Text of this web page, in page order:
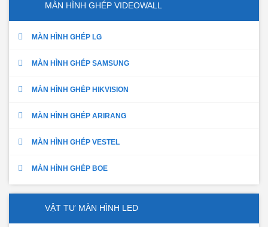
MÀN HÌNH GHÉP VIDEOWALL
MÀN HÌNH GHÉP LG
MÀN HÌNH GHÉP SAMSUNG
MÀN HÌNH GHÉP HIKVISION
MÀN HÌNH GHÉP ARIRANG
MÀN HÌNH GHÉP VESTEL
MÀN HÌNH GHÉP BOE
VẬT TƯ MÀN HÌNH LED